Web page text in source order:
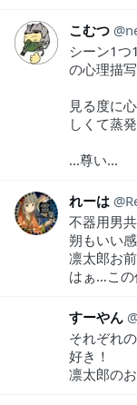
こむつ
シーン1つ
の心理描
見る度に
しくて蒸
...尊い...
れーは
不器用男
朔もいい
凛太郎お
はぁ…こ
すーやん
それぞれ
好き！
凛太郎の